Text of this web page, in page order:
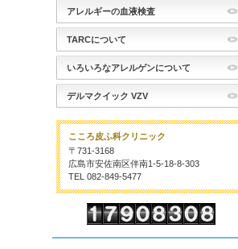
アレルギーの血液検査
TARCについて
いろいろなアレルゲンについて
デルマクイック VZV
こころ皮ふ科クリニック
〒731-3168
広島市安佐南区伴南1-5-18-8-303
TEL 082-849-5477